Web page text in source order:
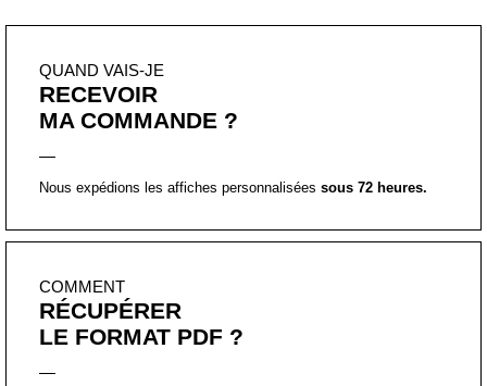
QUAND VAIS-JE
RECEVOIR
MA COMMANDE ?
Nous expédions les affiches personnalisées sous 72 heures.
COMMENT
RÉCUPÉRER
LE FORMAT PDF ?